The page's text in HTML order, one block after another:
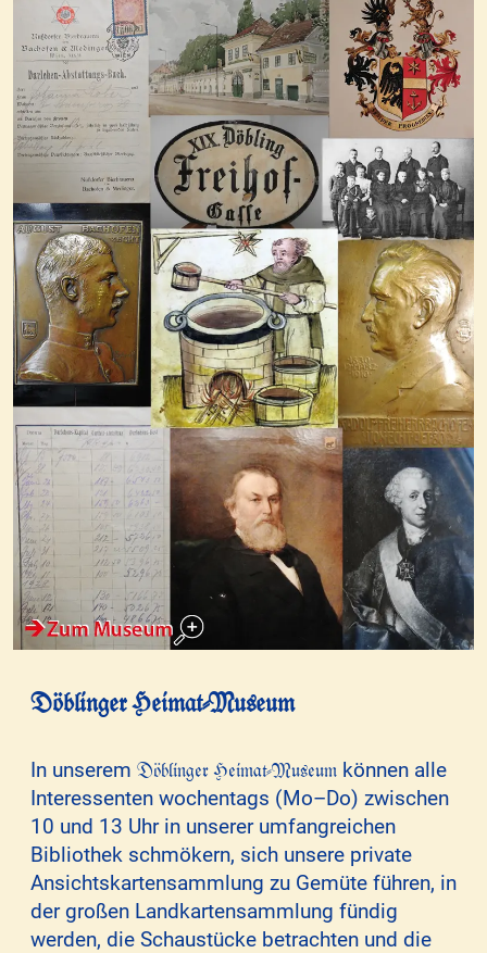
Döblinger Heimat-Museum
In unserem Döblinger Heimat-Museum können alle
Interessenten wochentags (Mo–Do) zwischen
10 und 13 Uhr in unserer umfangreichen
Bibliothek schmökern, sich unsere private
Ansichtskartensammlung zu Gemüte führen, in
der großen Landkartensammlung fündig
werden, die Schaustücke betrachten und die